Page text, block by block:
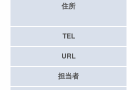
住所
TEL
URL
担当者